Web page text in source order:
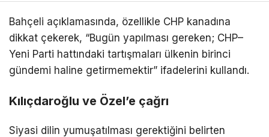
Bahçeli açıklamasında, özellikle CHP kanadına
dikkat çekerek, “Bugün yapılması gereken; CHP–
Yeni Parti hattındaki tartışmaları ülkenin birinci
gündemi haline getirmemektir” ifadelerini kullandı.
Kılıçdaroğlu ve Özel’e çağrı
Siyasi dilin yumuşatılması gerektiğini belirten